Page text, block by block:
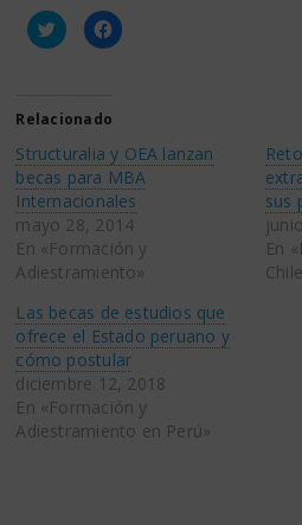
Haz
clic
(Se
abre
una
ventana
nueva)
Haz
clic
una
ventana
nueva)
Relacionado
Structuralia y OEA lanzan
becas para MBA
Internacionales
mayo 28, 2014
En «Formación y
Adiestramiento»
sus
En
Las becas de estudios que
ofrece el Estado peruano y
cómo postular
diciembre 12, 2018
En «Formación y
Adiestramiento en Perú»